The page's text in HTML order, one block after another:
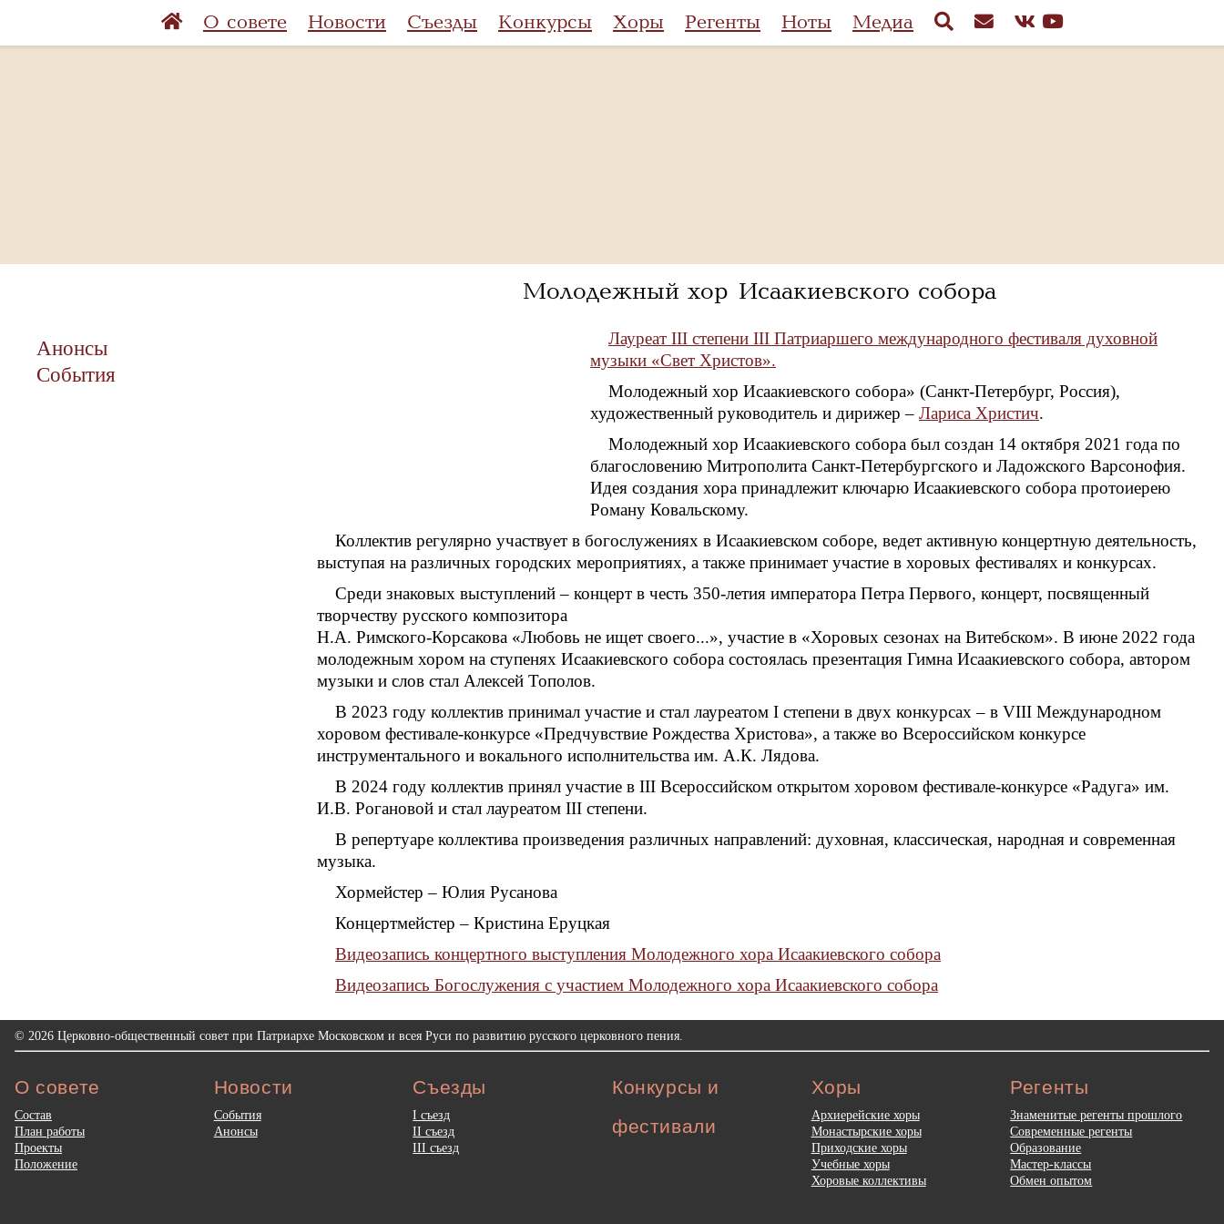
О совете Новости Съезды Конкурсы Хоры Регенты Ноты Медиа
Молодежный хор Исаакиевского собора
Анонсы
События
Лауреат III степени III Патриаршего международного фестиваля духовной
музыки «Свет Христов».
Молодежный хор Исаакиевского собора» (Санкт-Петербург, Россия),
художественный руководитель и дирижер – Лариса Христич.
Молодежный хор Исаакиевского собора был создан 14 октября 2021 года по
благословению Митрополита Санкт-Петербургского и Ладожского Варсонофия.
Идея создания хора принадлежит ключарю Исаакиевского собора протоиерею
Роману Ковальскому.
Коллектив регулярно участвует в богослужениях в Исаакиевском соборе, ведет активную концертную деятельность,
выступая на различных городских мероприятиях, а также принимает участие в хоровых фестивалях и конкурсах.
Среди знаковых выступлений – концерт в честь 350-летия императора Петра Первого, концерт, посвященный
творчеству русского композитора
Н.А. Римского-Корсакова «Любовь не ищет своего...», участие в «Хоровых сезонах на Витебском». В июне 2022 года
молодежным хором на ступенях Исаакиевского собора состоялась презентация Гимна Исаакиевского собора, автором
музыки и слов стал Алексей Тополов.
В 2023 году коллектив принимал участие и стал лауреатом I степени в двух конкурсах – в VIII Международном
хоровом фестивале-конкурсе «Предчувствие Рождества Христова», а также во Всероссийском конкурсе
инструментального и вокального исполнительства им. А.К. Лядова.
В 2024 году коллектив принял участие в III Всероссийском открытом хоровом фестивале-конкурсе «Радуга» им.
И.В. Рогановой и стал лауреатом III степени.
В репертуаре коллектива произведения различных направлений: духовная, классическая, народная и современная
музыка.
Хормейстер – Юлия Русанова
Концертмейстер – Кристина Еруцкая
Видеозапись концертного выступления Молодежного хора Исаакиевского собора
Видеозапись Богослужения с участием Молодежного хора Исаакиевского собора
© 2026 Церковно-общественный совет при Патриархе Московском и всея Руси по развитию русского церковного пения.
О совете
Состав
План работы
Проекты
Положение
Новости
События
Анонсы
Съезды
I съезд
II съезд
III съезд
Конкурсы и
фестивали
Хоры
Архиерейские хоры
Монастырские хоры
Приходские хоры
Учебные хоры
Хоровые коллективы
Регенты
Знаменитые регенты прошлого
Современные регенты
Образование
Мастер-классы
Обмен опытом